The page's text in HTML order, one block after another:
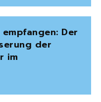
Der
der
im